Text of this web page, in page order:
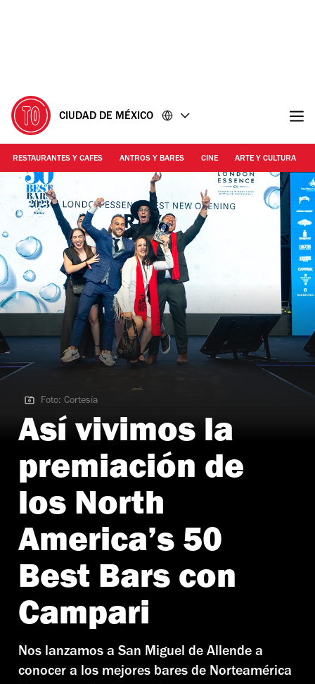
CIUDAD DE MÉXICO
RESTAURANTES Y CAFES ANTROS Y BARES CINE ARTE Y CULTURA
Foto: Cortesía
Foto: Cortesía
Así vivimos la
premiación de
los North
America’s 50
Best Bars con
Campari
Nos lanzamos a San Miguel de Allende a
conocer a los mejores bares de Norteamérica